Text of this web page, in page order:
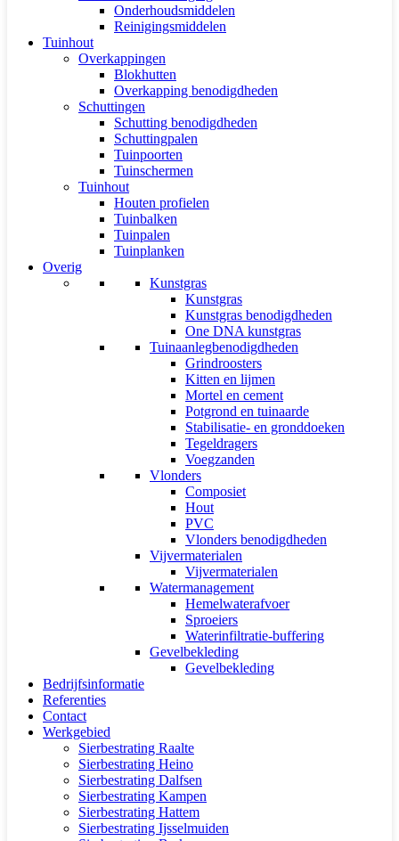
Onderhoudsmiddelen
Reinigingsmiddelen
Tuinhout
Overkappingen
Blokhutten
Overkapping benodigdheden
Schuttingen
Schutting benodigdheden
Schuttingpalen
Tuinpoorten
Tuinschermen
Tuinhout
Houten profielen
Tuinbalken
Tuinpalen
Tuinplanken
Overig
Kunstgras
Kunstgras
Kunstgras benodigdheden
One DNA kunstgras
Tuinaanlegbenodigdheden
Grindroosters
Kitten en lijmen
Mortel en cement
Potgrond en tuinaarde
Stabilisatie- en gronddoeken
Tegeldragers
Voegzanden
Vlonders
Composiet
Hout
PVC
Vlonders benodigdheden
Vijvermaterialen
Vijvermaterialen
Watermanagement
Hemelwaterafvoer
Sproeiers
Waterinfiltratie-buffering
Gevelbekleding
Gevelbekleding
Bedrijfsinformatie
Referenties
Contact
Werkgebied
Sierbestrating Raalte
Sierbestrating Heino
Sierbestrating Dalfsen
Sierbestrating Kampen
Sierbestrating Hattem
Sierbestrating Ijsselmuiden